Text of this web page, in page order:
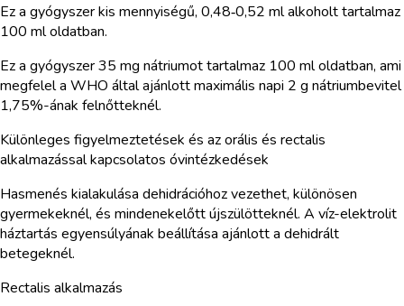
Ez a gyógyszer kis mennyiségű, 0,48‑0,52 ml alkoholt tartalmaz
100 ml oldatban.
Ez a gyógyszer 35 mg nátriumot tartalmaz 100 ml oldatban, ami
megfelel a WHO által ajánlott maximális napi 2 g nátriumbevitel
1,75%-ának felnőtteknél.
Különleges figyelmeztetések és az orális és rectalis
alkalmazással kapcsolatos óvintézkedések
Hasmenés kialakulása dehidrációhoz vezethet, különösen
gyermekeknél, és mindenekelőtt újszülötteknél. A víz-elektrolit
háztartás egyensúlyának beállítása ajánlott a dehidrált
betegeknél.
Rectalis alkalmazás